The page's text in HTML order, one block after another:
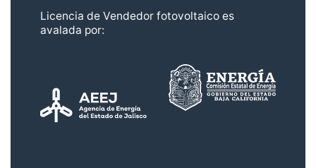
Licencia de Vendedor fotovoltaico es
avalada por: